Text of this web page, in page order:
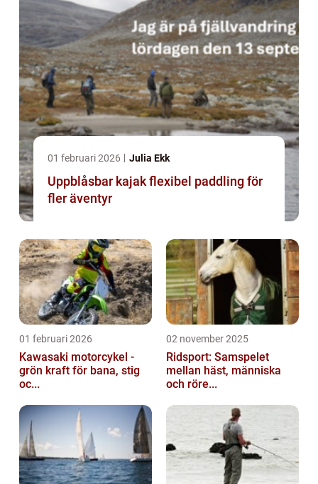
01 februari 2026 Julia Ekk
Uppblåsbar kajak flexibel paddling för
fler äventyr
01 februari 2026
Kawasaki motorcykel -
grön kraft för bana, stig
oc...
02 november 2025
Ridsport: Samspelet
mellan häst, människa
och röre...